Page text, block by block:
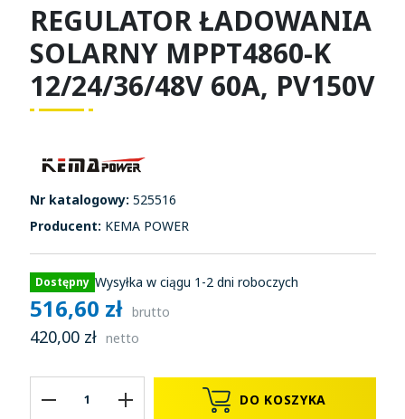
REGULATOR ŁADOWANIA
SOLARNY MPPT4860-K
12/24/36/48V 60A, PV150V
Nr katalogowy: 525516
Producent: KEMA POWER
Dostępny Wysyłka w ciągu 1-2 dni roboczych
516,60 zł brutto
420,00 zł netto
DO KOSZYKA